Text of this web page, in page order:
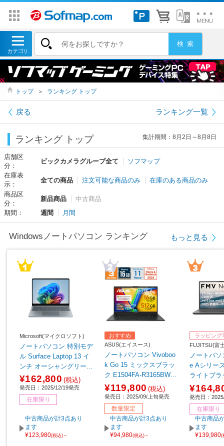
トップ ＞ ランキング トップ
戻る ランキング一覧
ランキング トップ 集計期間：8月2日～8月8日
店舗区
分：
ビックカメラグループ全て
ソフマップ
在庫表
示：
全ての商品 注文可能な商品のみ
在庫のある商品のみ
商品区
分：
新品商品
中古商品
期間：
週間 月間
Windowsノートパソコン ランキング もっと見る
Microsoft(マイクロソフト)
ノートパソコン 特別モデ
ル Surface Laptop 13 イ
ンチ オーシャングリーン
EP2-30766 【sof001】
¥162,800 (税込)
発売日：2025/12/19発売
在庫限り
中古商品が計3点あり
ます
¥123,980(税込)～
おすすめ
ASUS(エイスース)
ノートパソコン Vivoboo
k Go 15 ミックスブラッ
ク E1504FA-R3165BWS
［15.6型 /Windows11 Ho
me /AMD Ryzen 3 /メモ
リ：16GB /SSD：512GB
/Office Home and Busine
ss /日本語版キーボード /
2025年9月モデル］ 【so
¥119,800 (税込)
発売日：2025/09/上旬発売
数量限定
中古商品が計3点あり
ます
¥94,980(税込)～
ラッピング
FUJITSU(富
ノートパ
e Aシリー
ライトブ
K3BB
発売日：
在庫限り
中古商品
ます
¥139,980(